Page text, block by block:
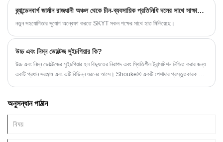
ব্র্যান্ডেনবার্গ জার্মান রাজধানী অঞ্চল থেকে চীন-ব্যবসায়িক প্রতিনিধি দলের সাথে সাক্ষাত করেছেন
নতুন সহযোগিতার সুযোগ অন্বেষণ করতে SKYT সকল পক্ষের সাথে হাত মিলিয়েছে।
উচ্চ এবং নিম্ন ভোল্টেজ সুইচগিয়ার কি?
উচ্চ এবং নিম্ন ভোল্টেজের সুইচগিয়ার হল বিদ্যুতের নিরাপদ এবং স্থিতিশীল ট্রান্সমিশন নিশ্চিত করার জন্য
একটি প্রধান সরঞ্জাম এবং এটি বিভিন্ন ধরনের আসে। Shouke® একটি পেশাদার প্রস্তুতকারক যার
অনুসন্ধান পাঠান